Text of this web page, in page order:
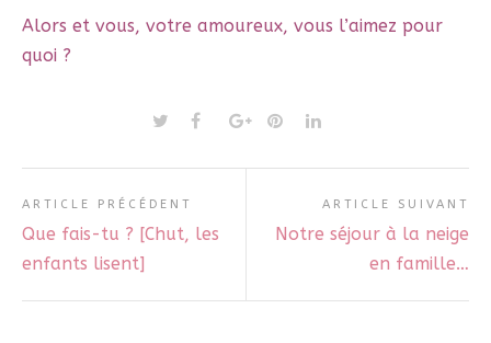
Alors et vous, votre amoureux, vous l’aimez pour
quoi ?
ARTICLE PRÉCÉDENT
Que fais-tu ? [Chut, les
enfants lisent]
ARTICLE SUIVANT
Notre séjour à la neige
en famille…